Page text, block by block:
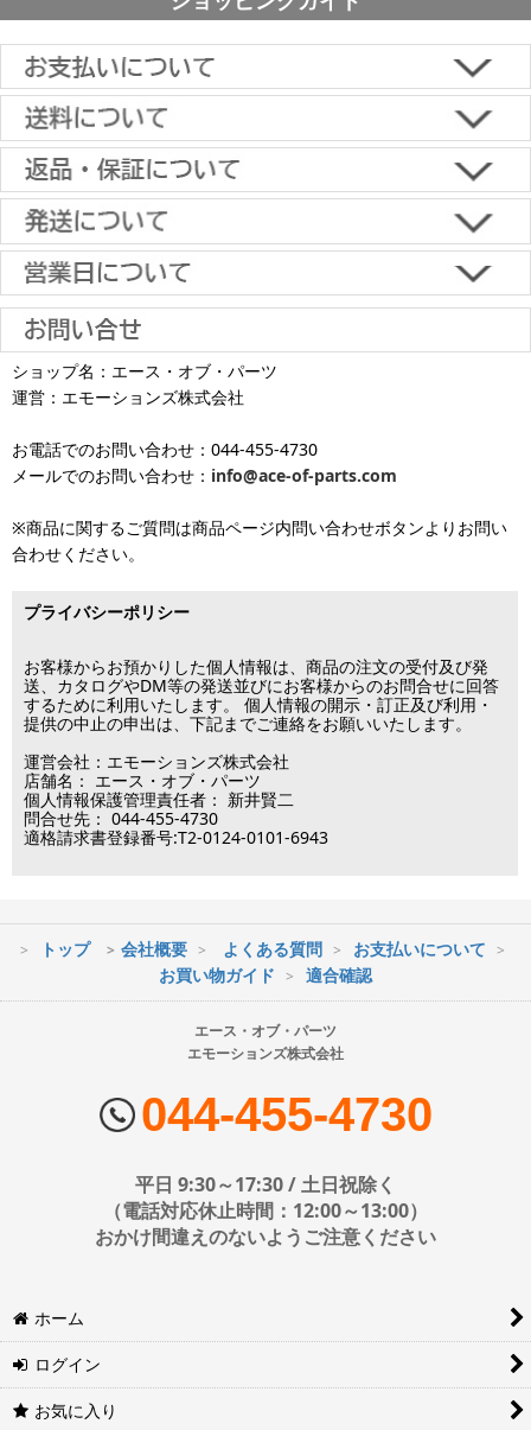
■下記よりお選びいただけます。
クレジットカード決済、代金引換、楽天ペイ、郵便振替、銀行振
込、スコア後払い、コンビニ決済、PayPayオンライン決済
※銀行振り込み・郵便振替・コンビニ決済・PayPayオンライン決済
の場合、ご入金確認後の発送となります。
※一部適用外の地域や商品がありますのでご了承ください。
※お届け先が異なる場合は別途お届け先分の送料がかかります。
沖縄へのお届けは、送料とは別に地域料金が発生します。サイズに
より金額が異なるので、詳しい料金については
となります（当日・土日祝日出荷不可）
【返品・キャンセルについて】
原則として返品は受け付けておりません。
金具に関しては、条件を満たしている場合は返品をお受けいたしま
す。
【初期不良・保証について】
商品到着後1週間以内であれば、初期不良の受け付けを行います。
返品対応の詳細、各種保証については
をご覧ください。
土日祝日も当日出荷いたします
■お届けについて
お届け日のご指定がない場合は、最短出荷・最短到着で発送いたし
ます。
平日は15時・土曜は11時・日曜祝日は10時までのご注文で当日出荷
が可能です。
済・代引決済のみ当日出荷が可能です。
※クレジットカード・代引き決済以外のお支払方法を選択されてい
※メーカー発注品は除きます。
※最短到着をご希望の場合、時間指定不可の地域があります。
※配送業者の状況により荷物に遅延が生じる場合もございますので
ヤマト運輸・佐川急便・日本郵便・西濃運輸を使用しております。
配送会社はお選びいただけません。
時間指定は下記の通りです。
日時指定は4日後以降の指定となります。それ以前の日時指定をご希
望の場合は備考欄に記入をお願いします。
■地域ごとの最短配達日時について
い。
土 日 祝日も
発送しています
※出荷休業日を除く
この日は出荷業務を行いませんので予めご了承下さい。
■営業日
営業時間：09:30～17:30
（電話対応休止時間：12:00～13:00）
土日祝日は出荷業務のみ行います。
土日祝日は電話・メールのお問い合わせ返信は
ショップ名：エース・オブ・パーツ
運営：エモーションズ株式会社
お電話でのお問い合わせ：044-455-4730
メールでのお問い合わせ： info@ace-of-parts.com
※商品に関するご質問は商品ページ内問い合わせボタンよりお問い
合わせください。
プライバシーポリシー
お客様からお預かりした個人情報は、商品の注文の受付及び発
送、カタログやDM等の発送並びにお客様からのお問合せに回答
するために利用いたします。 個人情報の開示・訂正及び利用・
提供の中止の申出は、下記までご連絡をお願いいたします。
運営会社：エモーションズ株式会社
店舗名： エース・オブ・パーツ
個人情報保護管理責任者： 新井賢二
問合せ先： 044-455-4730
適格請求書登録番号:T2-0124-0101-6943
トップ 会社概要 よくある質問
お支払いについて
お買い物ガイド
適合確認
エース・オブ・パーツ
エモーションズ株式会社
044-455-4730
平日 9:30～17:30 / 土日祝除く
（電話対応休止時間：12:00～13:00）
おかけ間違えのないようご注意ください
ホーム
ログイン
お気に入り